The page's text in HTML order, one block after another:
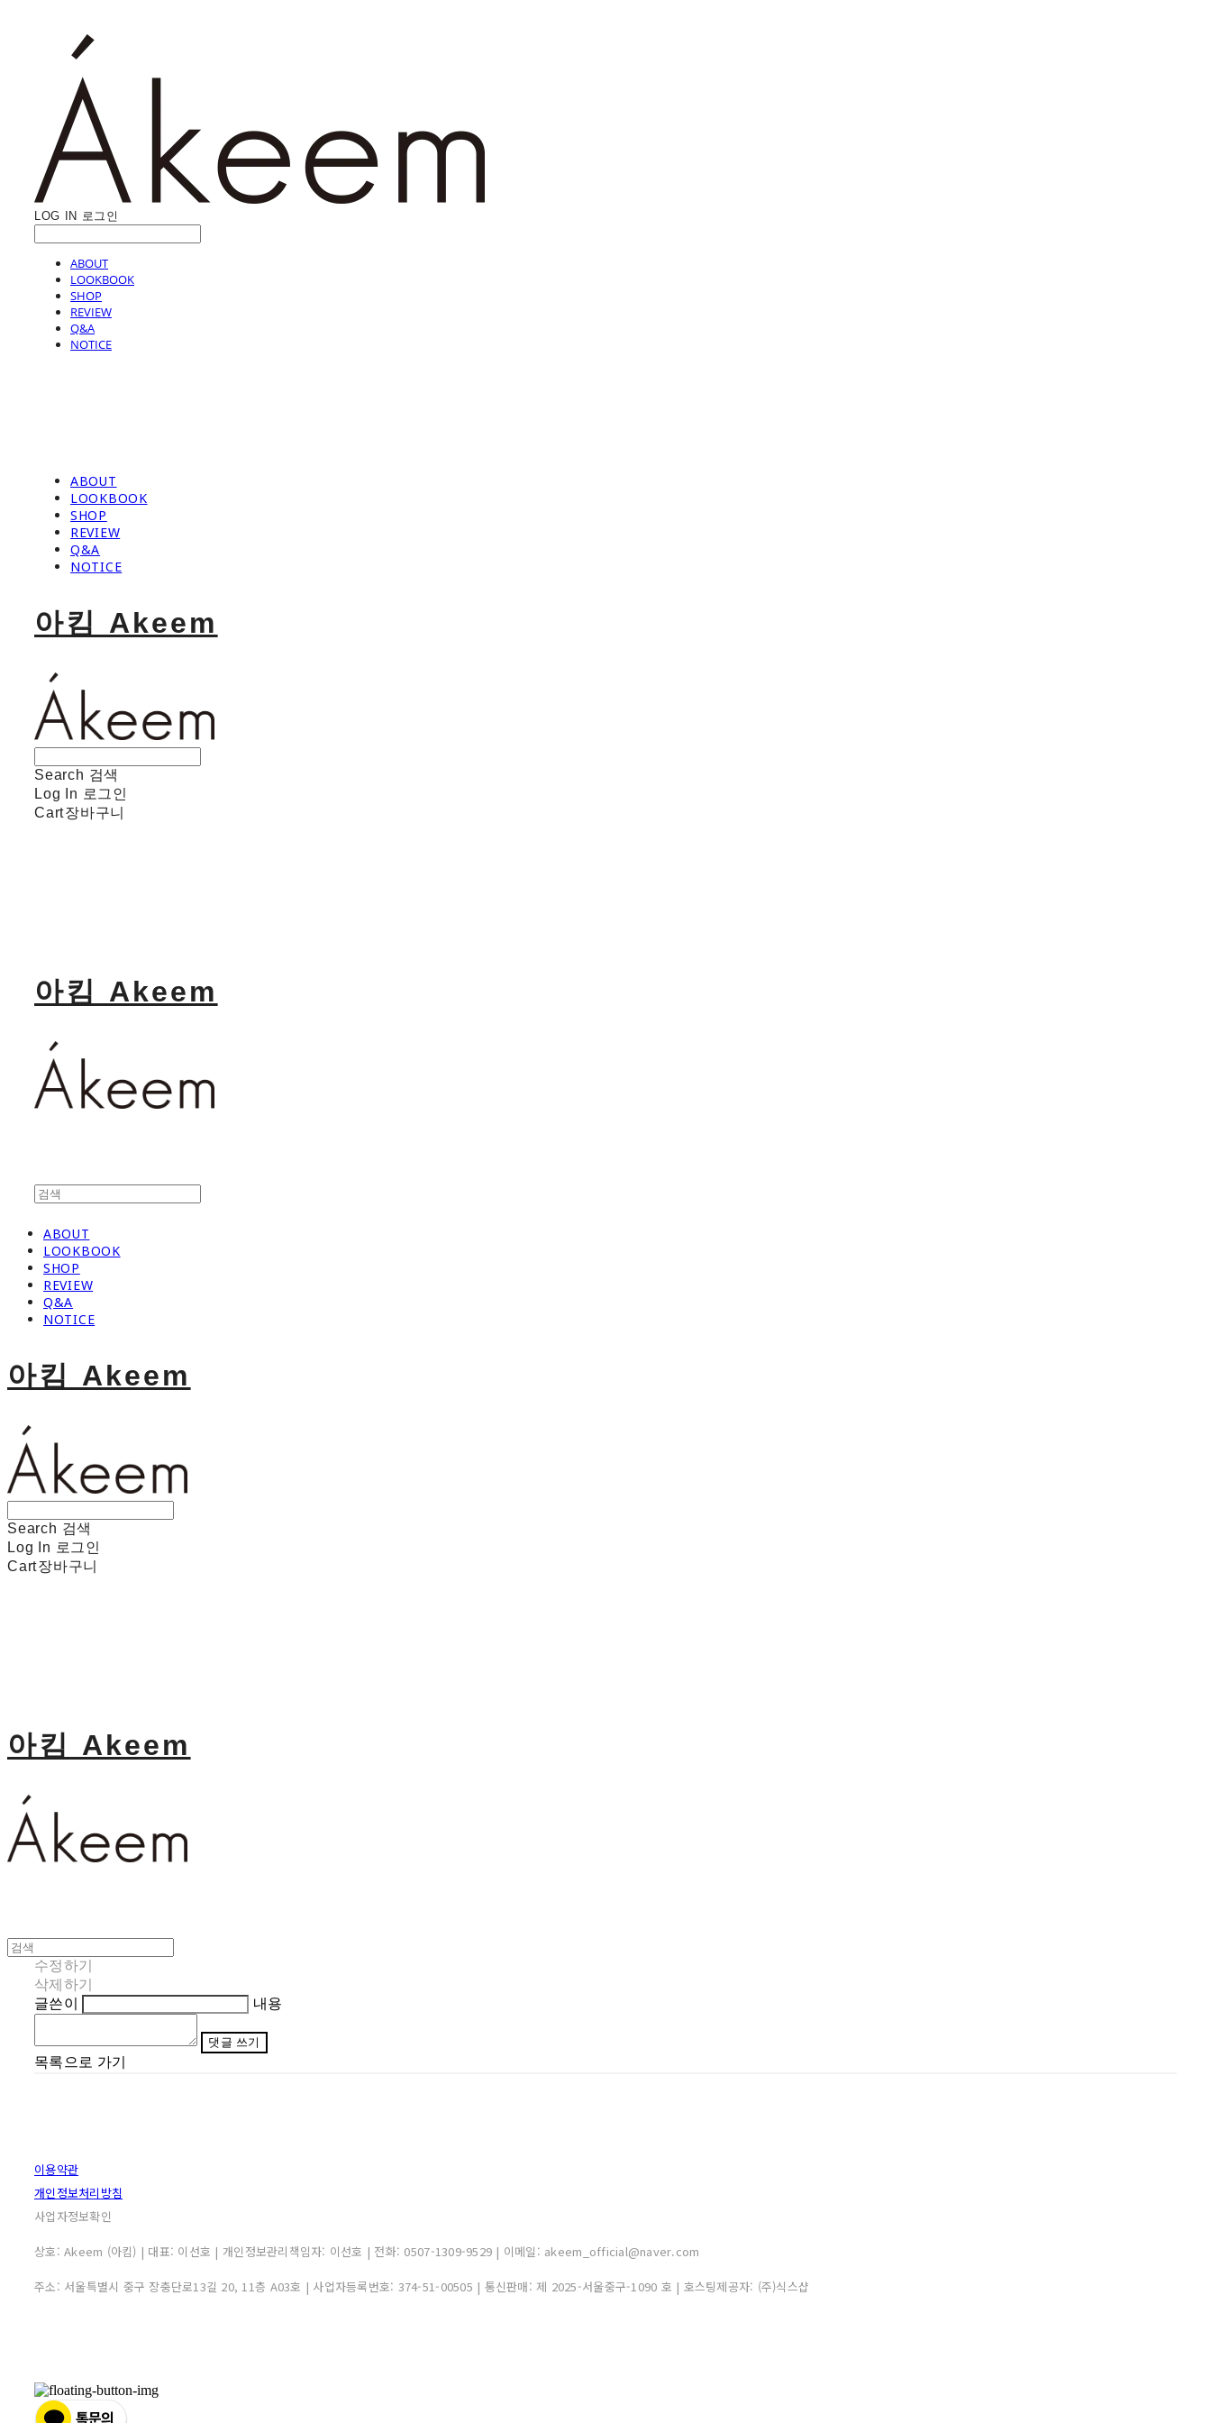
LOG IN 로그인
ABOUT
LOOKBOOK
SHOP
REVIEW
Q&A
NOTICE
ABOUT
LOOKBOOK
SHOP
REVIEW
Q&A
NOTICE
아킴 Akeem
Search 검색
Log In 로그인
Cart장바구니
아킴 Akeem
ABOUT
LOOKBOOK
SHOP
REVIEW
Q&A
NOTICE
아킴 Akeem
Search 검색
Log In 로그인
Cart장바구니
아킴 Akeem
수정하기
삭제하기
글쓴이
내용
댓글 쓰기
목록으로 가기
이용약관
개인정보처리방침
사업자정보확인
상호: Akeem (아킴) | 대표: 이선호 | 개인정보관리책임자: 이선호 | 전화: 0507-1309-9529 | 이메일: akeem_official@naver.com
주소: 서울특별시 중구 장충단로13길 20, 11층 A03호 | 사업자등록번호: 374-51-00505 | 통신판매: 제 2025-서울중구-1090 호 | 호스팅제공자: (주)식스샵